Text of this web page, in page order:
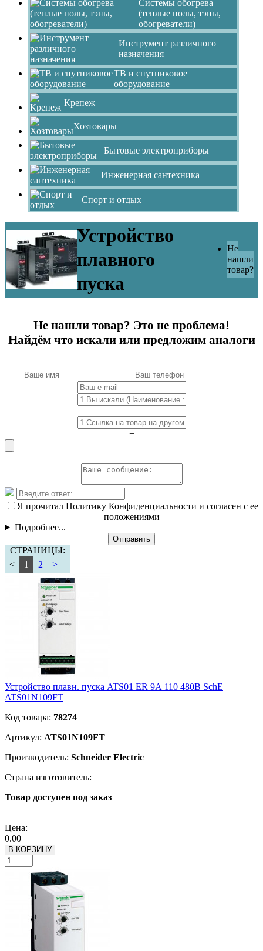
Системы обогрева
(теплые полы, тэны,
обогреватели)
Инструмент различного
назначения
ТВ и спутниковое
оборудование
Крепеж
Хозтовары
Бытовые электроприборы
Инженерная сантехника
Спорт и отдых
Устройство
плавного
пуска
Не
нашли
товар?
Не нашли товар? Это не проблема!
Найдём что искали или предложим аналоги
+
+
Я прочитал Политику Конфиденциальности и согласен с ее
положениями
Подробнее...
Отправить
СТРАНИЦЫ:
<
1 2 >
Устройство плавн. пуска ATS01 ER 9А 110 480В SchE
ATS01N109FT
Код товара: 78274
Артикул: ATS01N109FT
Производитель: Schneider Electric
Страна изготовитель:
Товар доступен под заказ
Цена:
0.00
В КОРЗИНУ